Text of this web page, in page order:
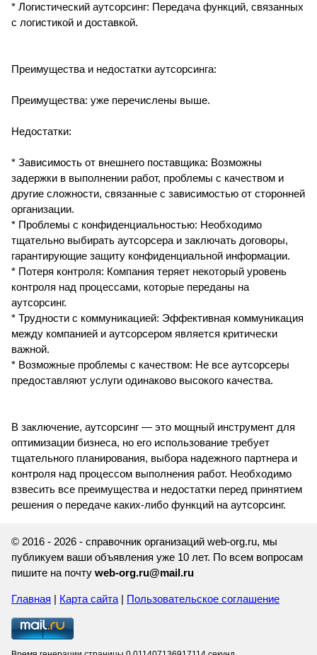
* Логистический аутсорсинг: Передача функций, связанных
с логистикой и доставкой.
Преимущества и недостатки аутсорсинга:
Преимущества: уже перечислены выше.
Недостатки:
* Зависимость от внешнего поставщика: Возможны
задержки в выполнении работ, проблемы с качеством и
другие сложности, связанные с зависимостью от сторонней
организации.
* Проблемы с конфиденциальностью: Необходимо
тщательно выбирать аутсорсера и заключать договоры,
гарантирующие защиту конфиденциальной информации.
* Потеря контроля: Компания теряет некоторый уровень
контроля над процессами, которые переданы на
аутсорсинг.
* Трудности с коммуникацией: Эффективная коммуникация
между компанией и аутсорсером является критически
важной.
* Возможные проблемы с качеством: Не все аутсорсеры
предоставляют услуги одинаково высокого качества.
В заключение, аутсорсинг — это мощный инструмент для
оптимизации бизнеса, но его использование требует
тщательного планирования, выбора надежного партнера и
контроля над процессом выполнения работ. Необходимо
взвесить все преимущества и недостатки перед принятием
решения о передаче каких-либо функций на аутсорсинг.
© 2016 - 2026 - справочник организаций web-org.ru, мы
публикуем ваши объявления уже 10 лет. По всем вопросам
пишите на почту web-org.ru@mail.ru
Главная | Карта сайта| Пользовательское соглашение